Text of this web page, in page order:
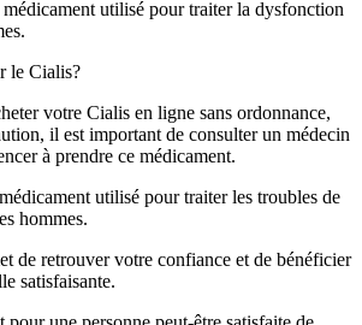
utilisé pour traiter la dysfonction
le Cialis?
votre Cialis en ligne sans ordonnance,
il est important de consulter un médecin
à prendre ce médicament.
utilisé pour traiter les troubles de
hommes.
de retrouver votre confiance et de bénéficier
satisfaisante.